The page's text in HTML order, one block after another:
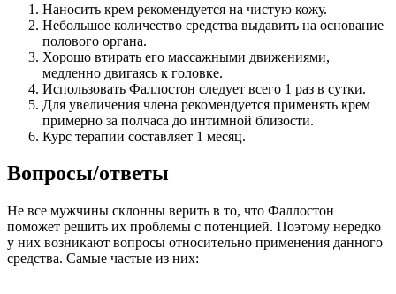
Наносить крем рекомендуется на чистую кожу.
Небольшое количество средства выдавить на основание
полового органа.
Хорошо втирать его массажными движениями,
медленно двигаясь к головке.
Использовать Фаллостон следует всего 1 раз в сутки.
Для увеличения члена рекомендуется применять крем
примерно за полчаса до интимной близости.
Курс терапии составляет 1 месяц.
Вопросы/ответы
Не все мужчины склонны верить в то, что Фаллостон
поможет решить их проблемы с потенцией. Поэтому нередко
у них возникают вопросы относительно применения данного
средства. Самые частые из них: